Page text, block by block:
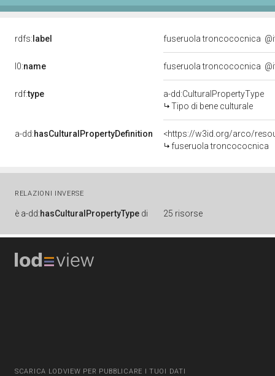
rdfs: label fuseruola troncococnica
l0:name fuseruola troncococnica
rdf:type
a-dd:CulturalPropertyType
Tipo di bene culturale
a-dd:hasCulturalPropertyDefinition
<https://w3id.org/arco/
fuseruola troncococnica
RELAZIONI INVERSE
è a-dd:hasCulturalPropertyType di 25 risorse
SCARICA LODVIEW PER PUBBLICARE I TUOI DATI